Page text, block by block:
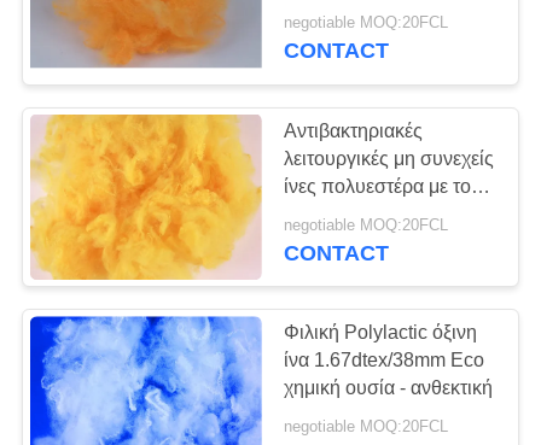
νηματοποίηση και μη -
υφαμένο προϊόν
negotiable MOQ:20FCL
CONTACT
Αντιβακτηριακές
λειτουργικές μη συνεχείς
ίνες πολυεστέρα με το
υλικό πολυεστέρα 100%
negotiable MOQ:20FCL
CONTACT
Φιλική Polylactic όξινη
ίνα 1.67dtex/38mm Eco
χημική ουσία - ανθεκτική
negotiable MOQ:20FCL